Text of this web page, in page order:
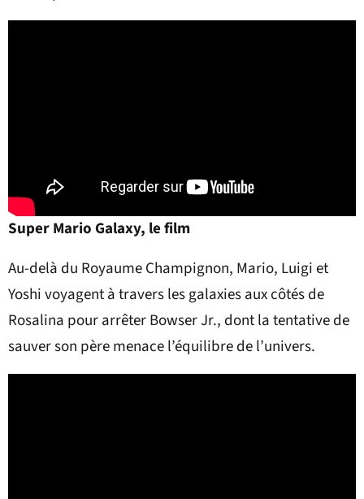
Super Mario Galaxy, le film
Au-delà du Royaume Champignon, Mario, Luigi et
Yoshi voyagent à travers les galaxies aux côtés de
Rosalina pour arrêter Bowser Jr., dont la tentative de
sauver son père menace l’équilibre de l’univers.